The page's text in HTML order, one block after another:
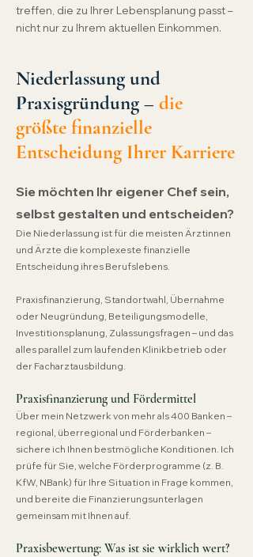
treffen, die zu Ihrer Lebensplanung passt –
nicht nur zu Ihrem aktuellen Einkommen.
Niederlassung und
Praxisgründung – die
größte finanzielle
Entscheidung Ihrer Karriere
Sie möchten Ihr eigener Chef sein,
selbst gestalten und entscheiden?
Die Niederlassung ist für die meisten Ärztinnen
und Ärzte die komplexeste finanzielle
Entscheidung ihres Berufslebens.
Praxisfinanzierung, Standortwahl, Übernahme
oder Neugründung, Beteiligungsmodelle,
Investitionsplanung, Zulassungsfragen – und das
alles parallel zum laufenden Klinikbetrieb oder
der Facharztausbildung.
Praxisfinanzierung und Fördermittel
Über mein Netzwerk von mehr als 400 Banken –
regional, überregional und Förderbanken –
sichere ich Ihnen bestmögliche Konditionen. Ich
prüfe für Sie, welche Förderprogramme (z. B.
KfW, NBank) für Ihre Situation in Frage kommen,
und bereite die Finanzierungsunterlagen
gemeinsam mit Ihnen auf.
Praxisbewertung: Was ist sie wirklich wert?